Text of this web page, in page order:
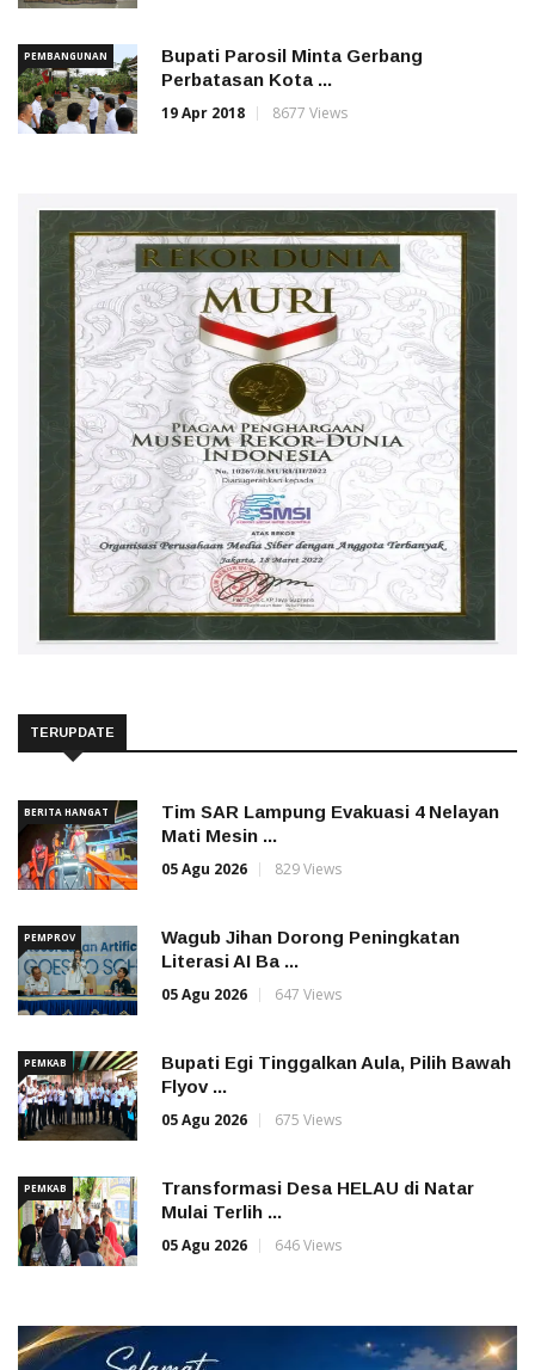
PEMBANGUNAN
Bupati Parosil Minta Gerbang
Perbatasan Kota ...
19 Apr 2018
8677 Views
TERUPDATE
BERITA HANGAT
Tim SAR Lampung Evakuasi 4 Nelayan
Mati Mesin ...
05 Agu 2026
829 Views
PEMPROV
Wagub Jihan Dorong Peningkatan
Literasi AI Ba ...
05 Agu 2026
647 Views
PEMKAB
Bupati Egi Tinggalkan Aula, Pilih Bawah
Flyov ...
05 Agu 2026
675 Views
PEMKAB
Transformasi Desa HELAU di Natar
Mulai Terlih ...
05 Agu 2026
646 Views